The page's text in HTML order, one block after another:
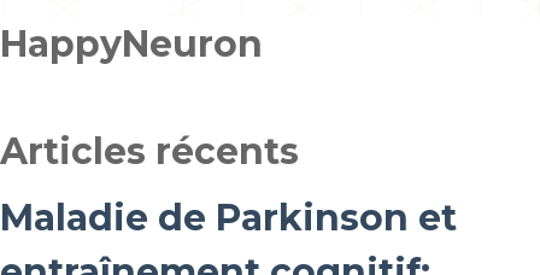
HappyNeuron
Articles récents
Maladie de Parkinson et